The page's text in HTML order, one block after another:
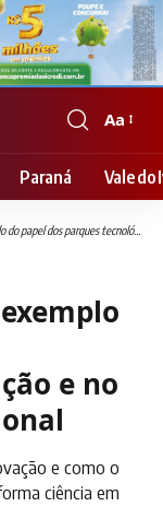
Font
Resizer
Aa
Paraná Vale do
na inovação e no desenvolvimento regional
e no
e como o
ciência em